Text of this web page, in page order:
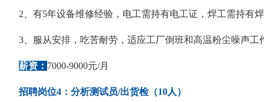
2、有5年设备维修经验，电工需持有电工证，焊工需持有
3、服从安排，吃苦耐劳，适应工厂倒班和高温粉尘噪声工
薪资： 7000-9000元/月
招聘岗位4：分析测试员/出货检（10人）